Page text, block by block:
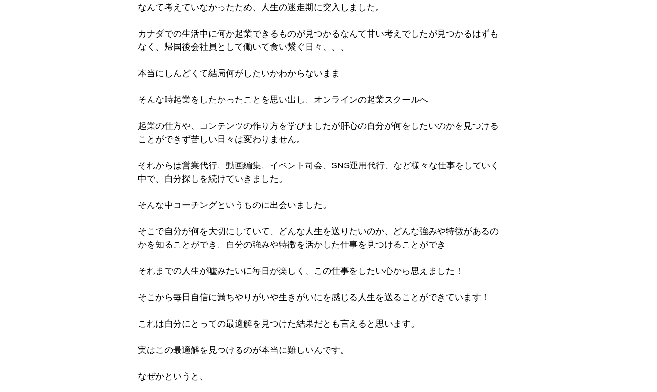
なんて考えていなかったため、人生の迷走期に突入しました。
カナダでの生活中に何か起業できるものが見つかるなんて甘い考えでしたが見つかるはずも
なく、帰国後会社員として働いて食い繋ぐ日々、、、
本当にしんどくて結局何がしたいかわからないまま
そんな時起業をしたかったことを思い出し、オンラインの起業スクールへ
起業の仕方や、コンテンツの作り方を学びましたが肝心の自分が何をしたいのかを見つける
ことができず苦しい日々は変わりません。
それからは営業代行、動画編集、イベント司会、SNS運用代行、など様々な仕事をしていく
中で、自分探しを続けていきました。
そんな中コーチングというものに出会いました。
そこで自分が何を大切にしていて、どんな人生を送りたいのか、どんな強みや特徴があるの
かを知ることができ、自分の強みや特徴を活かした仕事を見つけることができ
それまでの人生が嘘みたいに毎日が楽しく、この仕事をしたい心から思えました！
そこから毎日自信に満ちやりがいや生きがいにを感じる人生を送ることができています！
これは自分にとっての最適解を見つけた結果だとも言えると思います。
実はこの最適解を見つけるのが本当に難しいんです。
なぜかというと、